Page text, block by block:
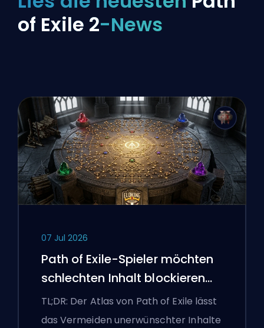
of Exile 2-News
07 Jul 2026
Path of Exile-Spieler möchten
schlechten Inhalt blockieren
und die Benutzeroberfläche
kämpft weiterhin gegen sie
TL;DR: Der Atlas von Path of Exile lässt
das Vermeiden unerwünschter Inhalte